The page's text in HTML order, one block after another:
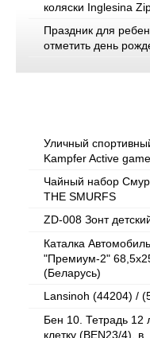
коляски Inglesina
Праздник для
отметить день
Уличный
Kampfer Active game
Чайный набор
THE SMURFS
ZD-008 Зонт
Каталка Автомобиль
"Премиум-2"
(Беларусь)
Lansinoh (44204) /
Бен 10. Тетрадь 12
клетку (BEN23/4), в